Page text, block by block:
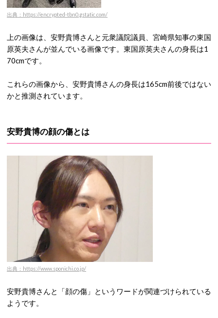
出典：https://encrypted-tbn0.gstatic.com/
上の画像は、安野貴博さんと元衆議院議員、宮崎県知事の東国
原英夫さんが並んでいる画像です。東国原英夫さんの身長は1
70cmです。
これらの画像から、安野貴博さんの身長は165cm前後ではない
かと推測されています。
安野貴博の顔の傷とは
出典：https://www.sponichi.co.jp/
安野貴博さんと「顔の傷」というワードが関連づけられている
ようです。